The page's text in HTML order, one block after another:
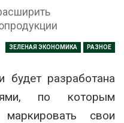
ЗЕЛЕНАЯ ЭКОНОМИКА РАЗНОЕ
разработана
по которым
маркировать свои